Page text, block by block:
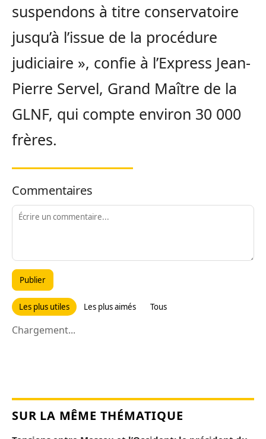
suspendons à titre conservatoire
jusqu’à l’issue de la procédure
judiciaire », confie à l’Express Jean-
Pierre Servel, Grand Maître de la
GLNF, qui compte environ 30 000
frères.
Commentaires
Publier
Les plus utiles Les plus aimés Tous
Chargement...
SUR LA MÊME THÉMATIQUE